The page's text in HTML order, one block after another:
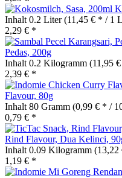
Inhalt 0.2 Liter(11,45 € * / 1
2,29 € *
Pedas, 200g
Inhalt 0.2 Kilogramm (11,95
2,39 € *
Flavour, 80g
Inhalt 80 Gramm (0,99 € * /
0,79 € *
Rind Flavour, Dua Kelinci,
Inhalt 0.09 Kilogramm (13,22
1,19 € *